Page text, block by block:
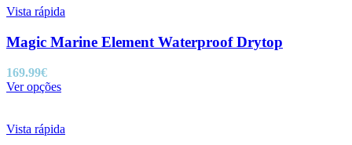
55€.
49.50€.
Vista rápida
Magic Marine Element Waterproof Drytop
169.99€
Ver opçõesThis
multiple
Vista rápida